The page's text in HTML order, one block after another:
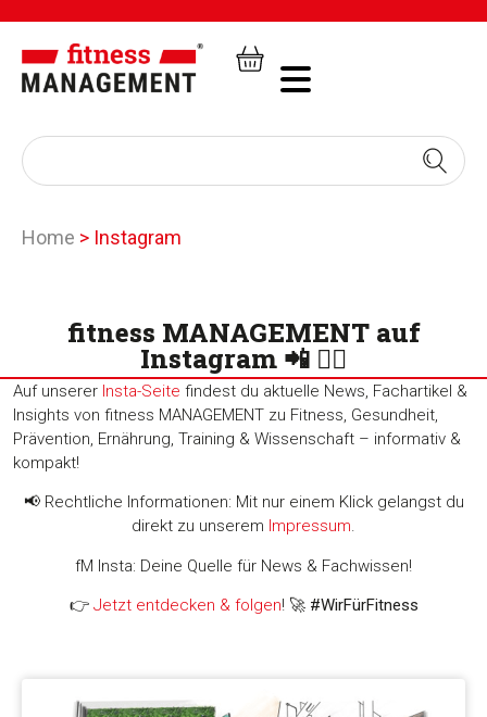
Home > Instagram
fitness MANAGEMENT auf
Instagram 📲 🏋️‍♂️
Auf unserer Insta-Seite findest du aktuelle News, Fachartikel &
Insights von fitness MANAGEMENT zu Fitness, Gesundheit,
Prävention, Ernährung, Training & Wissenschaft – informativ &
kompakt!
📢 Rechtliche Informationen: Mit nur einem Klick gelangst du
direkt zu unserem Impressum.
fM Insta: Deine Quelle für News & Fachwissen!
👉 Jetzt entdecken & folgen! 🚀 #WirFürFitness